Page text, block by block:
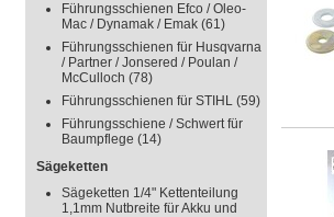
Führungsschienen Efco / Oleo-
Mac / Dynamak / Emak (61)
Führungsschienen für Husqvarna
/ Partner / Jonsered / Poulan /
McCulloch (78)
Führungsschienen für STIHL (59)
Führungsschiene / Schwert für
Baumpflege (14)
Sägeketten
Sägeketten 1/4" Kettenteilung
1,1mm Nutbreite für Akku und